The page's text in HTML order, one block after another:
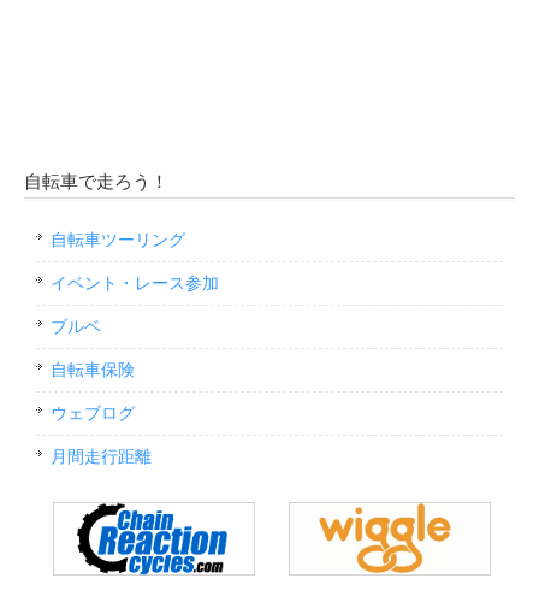
自転車で走ろう！
自転車ツーリング
イベント・レース参加
ブルベ
自転車保険
ウェブログ
月間走行距離